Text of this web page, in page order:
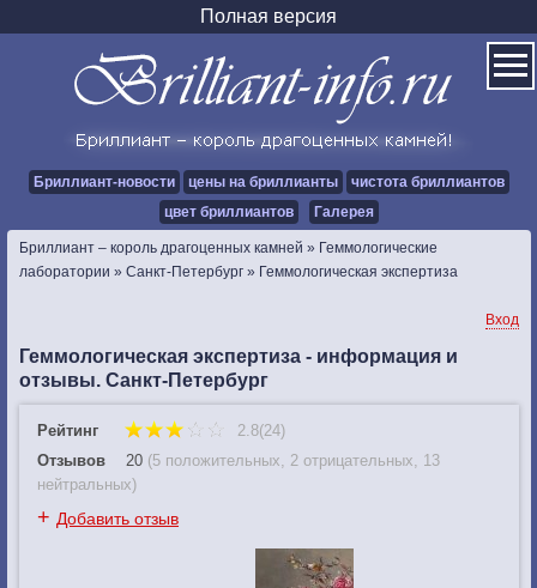
Полная версия
Бриллиант-новости цены на бриллианты
чистота бриллиантов
цвет бриллиантов
Галерея
Бриллиант – король драгоценных камней » Геммологические
лаборатории » Санкт-Петербург » Геммологическая экспертиза
Вход
Геммологическая экспертиза - информация и
отзывы. Санкт-Петербург
Рейтинг
2.8(24)
Отзывов
20 (5 положительных, 2 отрицательных, 13
нейтральных)
+ Добавить отзыв